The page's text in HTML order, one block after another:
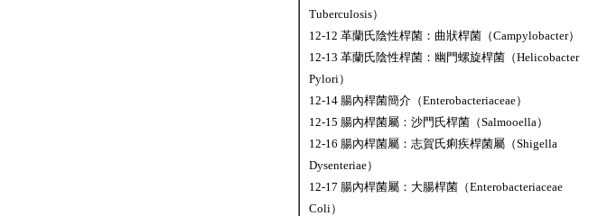
Tuberculosis）
12-12 革蘭氏陰性桿菌：曲狀桿菌（Campylobacter）
12-13 革蘭氏陰性桿菌：幽門螺旋桿菌（Helicobacter
Pylori）
12-14 腸內桿菌簡介（Enterobacteriaceae）
12-15 腸內桿菌屬：沙門氏桿菌（Salmooella）
12-16 腸內桿菌屬：志賀氏痢疾桿菌屬（Shigella
Dysenteriae）
12-17 腸內桿菌屬：大腸桿菌（Enterobacteriaceae
Coli）